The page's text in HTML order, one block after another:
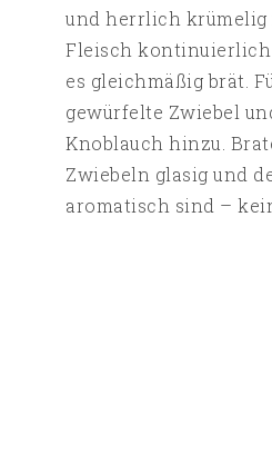
und herrlich krümelig
Fleisch
es gleichmäßig brät.
gewürfelte Zwiebel
Knoblauch hinzu.
Zwiebeln glasig und
aromatisch sind –